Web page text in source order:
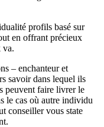
profils basé sur
en offrant précieux
va.
– enchanteur et
savoir dans lequel ils
peuvent faire livrer le
le cas où autre individu
conseiller vous state